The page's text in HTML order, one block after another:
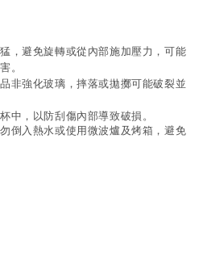
，避免旋轉或從內部施加壓力，可能
。
非強化玻璃，摔落或拋擲可能破裂並
中，以防刮傷內部導致破損。
倒入熱水或使用微波爐及烤箱，避免